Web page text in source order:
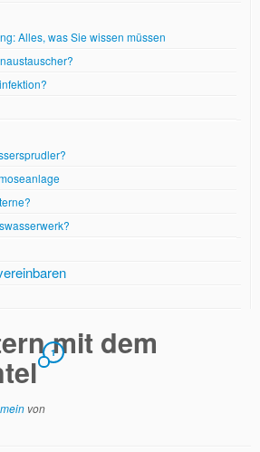
Alles, was Sie wissen müssen
mit dem
1
von